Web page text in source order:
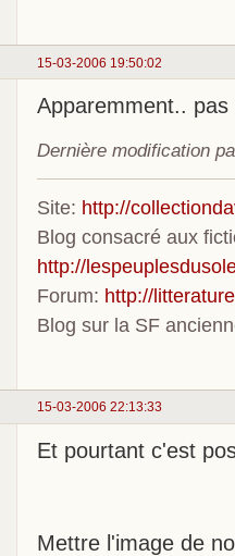
15-03-2006 19:50:02
Apparemment..
Dernière modification
Site: http://
Blog consacré aux
http://
Forum: http://
Blog sur la SF
15-03-2006 22:13:33
Et pourtant c'est
Mettre l'image de